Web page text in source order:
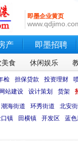
即墨企业黄页
产 即墨招聘
食 休闲娱乐
检 担保贷款 投资理财
网站建设 设计策划 货架
潮海街道 环秀街道 北安
镇 田横镇 开发区 蓝色